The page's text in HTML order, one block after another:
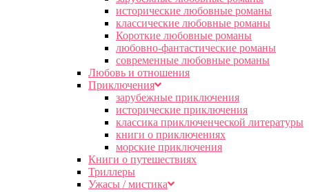
исторические любовные романы
классические любовные романы
Короткие любовные романы
любовно-фантастические романы
современные любовные романы
Любовь и отношения
Приключения
зарубежные приключения
исторические приключения
классика приключенческой литературы
книги о приключениях
морские приключения
Книги о путешествиях
Триллеры
Ужасы / мистика